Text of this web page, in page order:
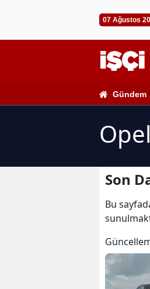
07 Ağustos
Gündem
Son
Bu